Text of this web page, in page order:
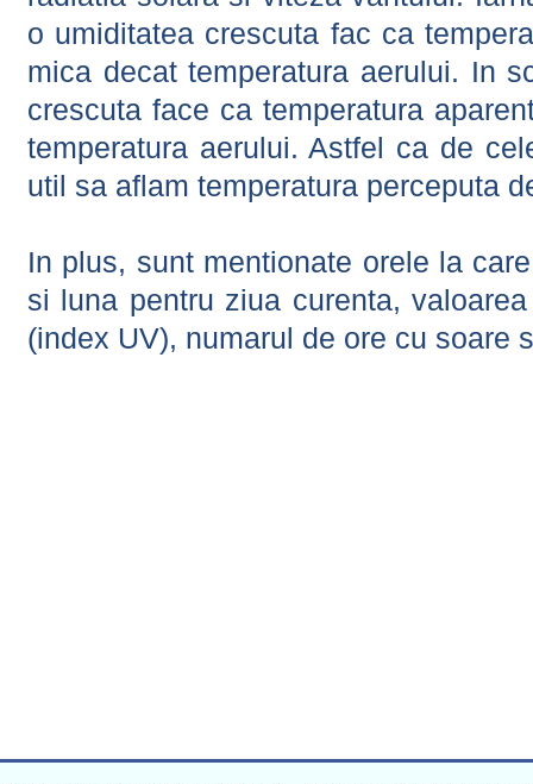
o umiditatea crescuta fac ca
mica decat temperatura aerului. In
crescuta face ca temperatura
temperatura aerului. Astfel ca de
util sa aflam temperatura perceputa
In plus, sunt mentionate orele la
si luna pentru ziua curenta,
(index UV), numarul de ore cu soare